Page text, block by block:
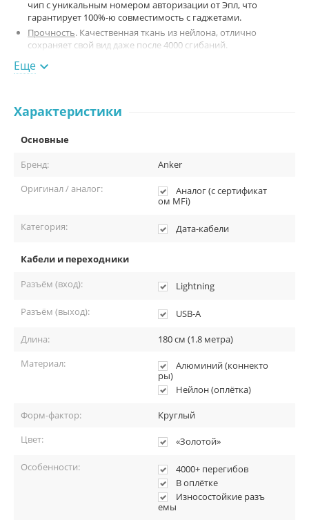
чип с уникальным номером авторизации от Эпл, что
гарантирует 100%-ю совместимость с гаджетами.
Прочность. Качественная ткань из нейлона, отлично
сохраняет свой вид даже после 4000 сгибаний.
сможет выбрать себе кабель по душе. Данная модель
Оригинальный нейлоновый Lightning шнур от Anker золотого
цвета, позволяет быстро и удобно заряжать и
синхронизировать девайсы Apple с другими устройствами,
имеющих разъём USB. Для полной совместимости аксессуара с
устройствами, в нём установлен уникальный номер и чип от
Эпл. Испытания установили, что аксессуар может перенести
большое количество сгибаний и разгибаний, сохраняя свой
Еще 
Характеристики
Основные
Бренд:
Anker
Оригинал / аналог:
Аналог (с сертификат
ом MFi)
Категория: Дата-кабели
Кабели и переходники
Разъём (вход):
Lightning
Разъём (выход): USB-A
Длина:
180 см (1.8 метра)
Материал:
Алюминий (коннекто
ры)
Нейлон (оплётка)
Форм-фактор:
Круглый
Цвет:
«Золотой»
Особенности:
4000+ перегибов
В оплётке
Износостойкие разъ
емы